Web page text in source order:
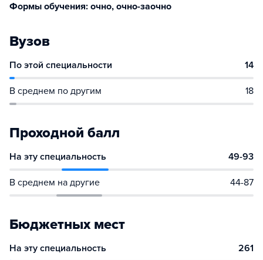
Формы обучения: очно, очно-заочно
Вузов
По этой специальности 14
В среднем по другим 18
Проходной балл
На эту специальность 49-93
В среднем на другие 44-87
Бюджетных мест
На эту специальность 261